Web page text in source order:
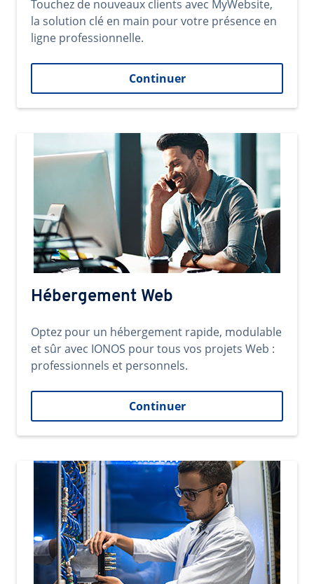
Touchez de nouveaux clients avec MyWebsite,
la solution clé en main pour votre présence en
ligne professionnelle.
Continuer
Hébergement Web
Optez pour un hébergement rapide, modulable
et sûr avec IONOS pour tous vos projets Web :
professionnels et personnels.
Continuer